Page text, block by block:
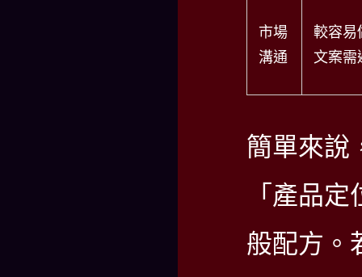
市場
溝通
較容易
文案需
簡單來說
「產品
般配方。